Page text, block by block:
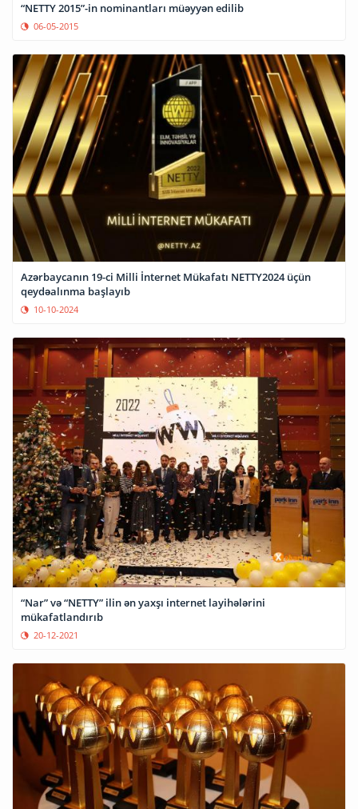
“NETTY 2015”-in nominantları müəyyən edilib
06-05-2015
Azərbaycanın 19-ci Milli İnternet Mükafatı NETTY2024 üçün
qeydəalınma başlayıb
10-10-2024
“Nar” və “NETTY” ilin ən yaxşı internet layihələrini
mükafatlandırıb
20-12-2021